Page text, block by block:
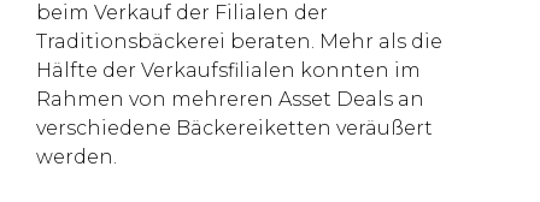
beim Verkauf der Filialen der
Traditionsbäckerei beraten. Mehr als die
Hälfte der Verkaufsfilialen konnten im
Rahmen von mehreren Asset Deals an
verschiedene Bäckereiketten veräußert
werden.